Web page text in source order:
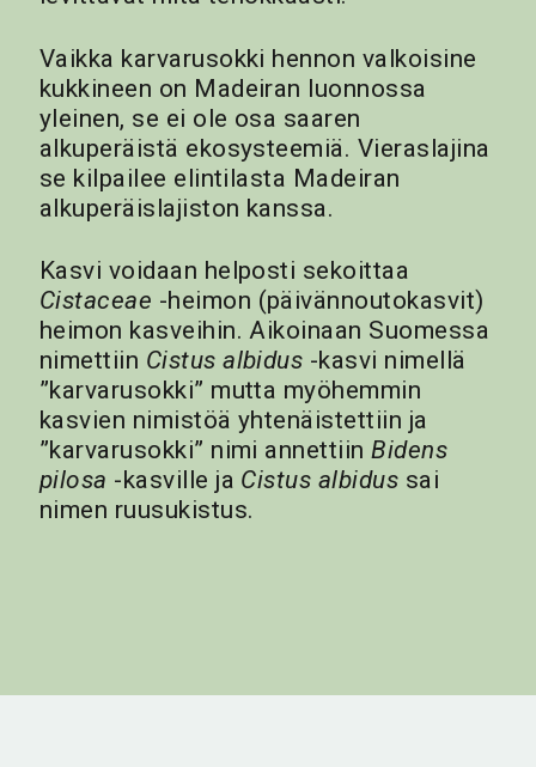
Vaikka karvarusokki hennon valkoisine
kukkineen on Madeiran luonnossa
yleinen, se ei ole osa saaren
alkuperäistä ekosysteemiä. Vieraslajina
se kilpailee elintilasta Madeiran
alkuperäislajiston kanssa.
Kasvi voidaan helposti sekoittaa
Cistaceae -heimon (päivännoutokasvit)
heimon kasveihin. Aikoinaan Suomessa
nimettiin Cistus albidus -kasvi nimellä
”karvarusokki” mutta myöhemmin
kasvien nimistöä yhtenäistettiin ja
”karvarusokki” nimi annettiinBidens
pilosa -kasville ja Cistus albidus sai
nimen ruusukistus.